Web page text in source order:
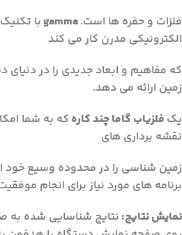
فلزات و حفره ها است.gammaبا
الکترونیکی مدرن کار می کند
که مفاهیم و ابعاد جدیدی را در دنیای
زمین ارائه می دهد.
یک فلزیاب گاما چند کاره که به شما
نقشه برداری های
زمین شناسی را در محدوده وسیع خود
برنامه های مورد نیاز برای انجام
نمایش نتایج: نتایج شناسایی شده